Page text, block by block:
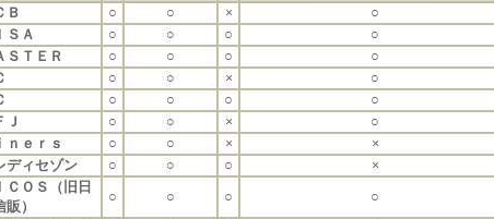
Ｂ
○ ○ ×
○
ＳＡ
○ ○ ○
○
ＳＴＥＲ
○ ○ ○
○
○ ○ ×
○
○ ○ ○
○
Ｊ
○ ○ ×
○
ｎｅｒｓ
○ ○ ×
×
ディセゾン
○ ○ ○
×
ＣＯＳ（旧日
）
○ ○ ○
○